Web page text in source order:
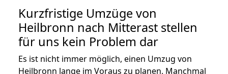
Kurzfristige Umzüge von
Heilbronn nach Mitterast stellen
für uns kein Problem dar
Es ist nicht immer möglich, einen Umzug von
Heilbronn lange im Voraus zu planen. Manchmal